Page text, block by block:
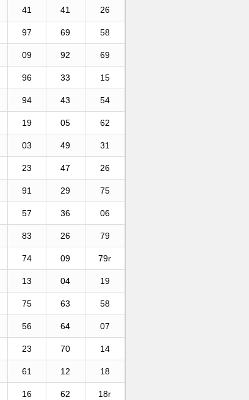
41 41 26
97 69 58
09 92 69
96 33 15
94 43 54
19 05 62
03 49 31
23 47 26
91 29 75
57 36 06
83 26 79
74 09 79r
13 04 19
75 63 58
56 64 07
23 70 14
61 12 18
16 62 18r